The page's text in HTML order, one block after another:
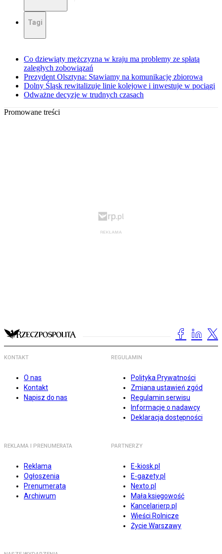
Tagi
Co dziewiąty mężczyzna w kraju ma problemy ze spłatą
zaległych zobowiązań
Prezydent Olsztyna: Stawiamy na komunikację zbiorową
Dolny Śląsk rewitalizuje linie kolejowe i inwestuje w pociągi
Odważne decyzje w trudnych czasach
Promowane treści
KONTAKT
O nas
Kontakt
Napisz do nas
REGULAMIN
Polityka Prywatności
Zmiana ustawień zgód
Regulamin serwisu
Informacje o nadawcy
Deklaracja dostępności
REKLAMA I PRENUMERATA
Reklama
Ogłoszenia
Prenumerata
Archiwum
PARTNERZY
E-kiosk.pl
E-gazety.pl
Nexto.pl
Mała księgowość
Kancelarierp.pl
Wieści Rolnicze
Życie Warszawy